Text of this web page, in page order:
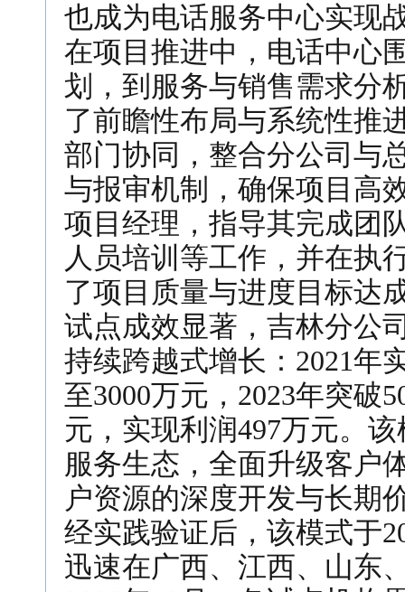
也成为电话服务中心实现
在项目推进中，电话中心
划，到服务与销售需求分
了前瞻性布局与系统性推
部门协同，整合分公司与
与报审机制，确保项目高
项目经理，指导其完成团
人员培训等工作，并在执
了项目质量与进度目标达
试点成效显著，吉林分公
持续跨越式增长：2021年
至3000万元，2023年突破
元，实现利润497万元。
服务生态，全面升级客户
户资源的深度开发与长期
经实践验证后，该模式于
迅速在广西、江西、山东